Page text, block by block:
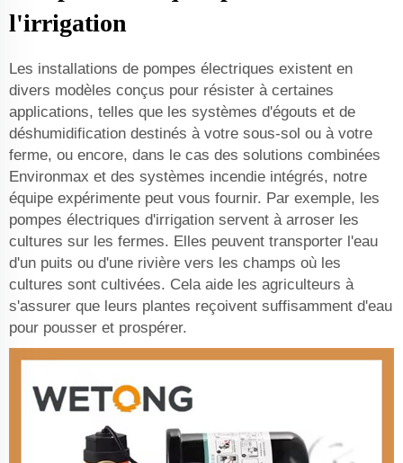
l'irrigation
Les installations de pompes électriques existent en
divers modèles conçus pour résister à certaines
applications, telles que les systèmes d'égouts et de
déshumidification destinés à votre sous-sol ou à votre
ferme, ou encore, dans le cas des solutions combinées
Environmax et des systèmes incendie intégrés, notre
équipe expérimente peut vous fournir. Par exemple, les
pompes électriques d'irrigation servent à arroser les
cultures sur les fermes. Elles peuvent transporter l'eau
d'un puits ou d'une rivière vers les champs où les
cultures sont cultivées. Cela aide les agriculteurs à
s'assurer que leurs plantes reçoivent suffisamment d'eau
pour pousser et prospérer.